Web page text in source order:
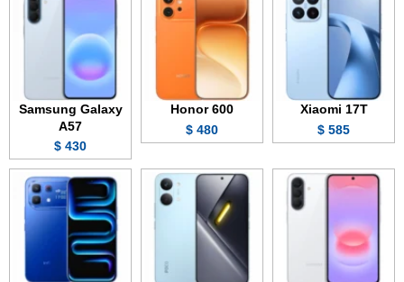
Xiaomi 17T
585 $
Honor 600
480 $
Samsung Galaxy
A57
430 $